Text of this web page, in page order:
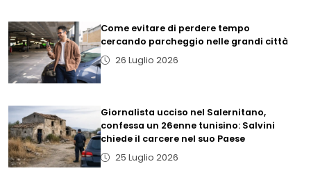
Come evitare di perdere tempo
cercando parcheggio nelle grandi città
26 Luglio 2026
Giornalista ucciso nel Salernitano,
confessa un 26enne tunisino: Salvini
chiede il carcere nel suo Paese
25 Luglio 2026